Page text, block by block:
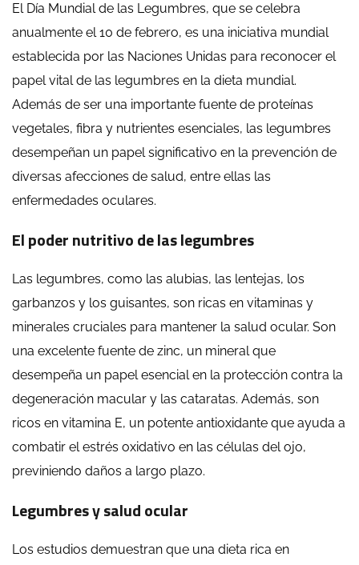
El Día Mundial de las Legumbres, que se celebra
anualmente el 10 de febrero, es una iniciativa mundial
establecida por las Naciones Unidas para reconocer el
papel vital de las legumbres en la dieta mundial.
Además de ser una importante fuente de proteínas
vegetales, fibra y nutrientes esenciales, las legumbres
desempeñan un papel significativo en la prevención de
diversas afecciones de salud, entre ellas las
enfermedades oculares.
El poder nutritivo de las legumbres
Las legumbres, como las alubias, las lentejas, los
garbanzos y los guisantes, son ricas en vitaminas y
minerales cruciales para mantener la salud ocular. Son
una excelente fuente de zinc, un mineral que
desempeña un papel esencial en la protección contra la
degeneración macular y las cataratas. Además, son
ricos en vitamina E, un potente antioxidante que ayuda a
combatir el estrés oxidativo en las células del ojo,
previniendo daños a largo plazo.
Legumbres y salud ocular
Los estudios demuestran que una dieta rica en